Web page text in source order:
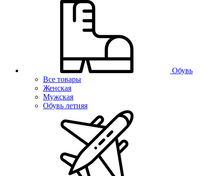
Обувь
Все товары
Женская
Мужская
Обувь летняя